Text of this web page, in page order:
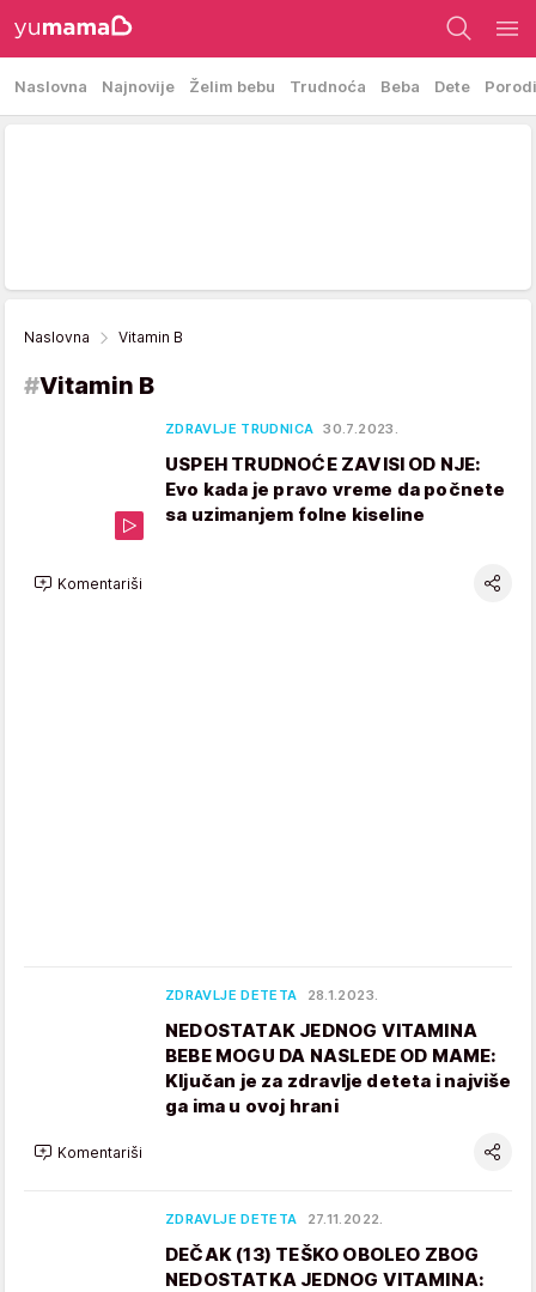
Naslovna Najnovije Želim bebu Trudnoća Beba Dete
Naslovna Vitamin B
#Vitamin B
ZDRAVLJE TRUDNICA 30.7.2023.
USPEH TRUDNOĆE ZAVISI OD NJE:
Evo kada je pravo vreme da počnete
sa uzimanjem folne kiseline
Komentariši
ZDRAVLJE DETETA 28.1.2023.
NEDOSTATAK JEDNOG VITAMINA
BEBE MOGU DA NASLEDE OD MAME:
Ključan je za zdravlje deteta i najviše
ga ima u ovoj hrani
Komentariši
ZDRAVLJE DETETA 27.11.2022.
DEČAK (13) TEŠKO OBOLEO ZBOG
NEDOSTATKA JEDNOG VITAMINA: